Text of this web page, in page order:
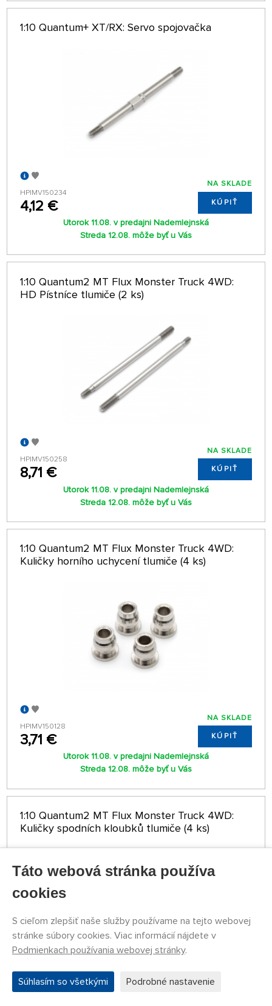
1:10 Quantum+ XT/RX: Servo spojovačka
HPIMV150234
4,12 €
NA SKLADE
KÚPIŤ
Utorok 11.08. v predajni Nademlejnská
Streda 12.08. môže byť u Vás
1:10 Quantum2 MT Flux Monster Truck 4WD:
HD Pístníce tlumiče (2 ks)
HPIMV150258
8,71 €
NA SKLADE
KÚPIŤ
Utorok 11.08. v predajni Nademlejnská
Streda 12.08. môže byť u Vás
1:10 Quantum2 MT Flux Monster Truck 4WD:
Kuličky horního uchycení tlumiče (4 ks)
HPIMV150128
3,71 €
NA SKLADE
KÚPIŤ
Utorok 11.08. v predajni Nademlejnská
Streda 12.08. môže byť u Vás
1:10 Quantum2 MT Flux Monster Truck 4WD:
Kuličky spodních kloubků tlumiče (4 ks)
HPIMV150127
NEDOSTUPNÉ
Táto webová stránka používa
cookies
S cieľom zlepšiť naše služby používame na tejto webovej
stránke súbory cookies. Viac informácií nájdete v
Podmienkach používania webovej stránky.
Súhlasím so všetkými Podrobné nastavenie